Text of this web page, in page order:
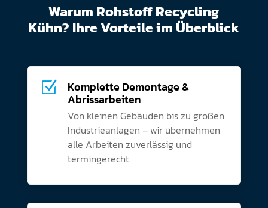
Warum Rohstoff Recycling
Kühn? Ihre Vorteile im Überblick
Z Komplette Demontage &
Abrissarbeiten
Von kleinen Gebäuden bis zu großen
Industrieanlagen – wir übernehmen
alle Arbeiten zuverlässig und
termingerecht.